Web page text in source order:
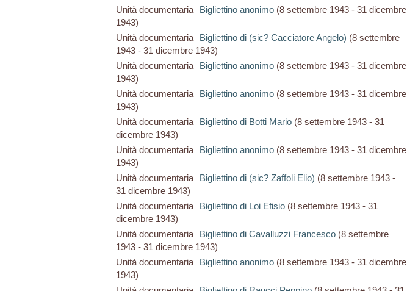
Unità documentaria
Bigliettino anonimo (8 settembre 1943 - 31 dicembre
1943)
Unità documentaria
Bigliettino di (sic? Cacciatore Angelo) (8 settembre
1943 - 31 dicembre 1943)
Unità documentaria
Bigliettino anonimo (8 settembre 1943 - 31 dicembre
1943)
Unità documentaria
Bigliettino anonimo (8 settembre 1943 - 31 dicembre
1943)
Unità documentaria
Bigliettino di Botti Mario(8 settembre 1943 - 31
dicembre 1943)
Unità documentaria
Bigliettino anonimo (8 settembre 1943 - 31 dicembre
1943)
Unità documentaria
Bigliettino di (sic? Zaffoli Elio) (8 settembre 1943 -
31 dicembre 1943)
Unità documentaria
Bigliettino di Loi Efisio(8 settembre 1943 - 31
dicembre 1943)
Unità documentaria
Bigliettino di Cavalluzzi Francesco(8 settembre
1943 - 31 dicembre 1943)
Unità documentaria
Bigliettino anonimo (8 settembre 1943 - 31 dicembre
1943)